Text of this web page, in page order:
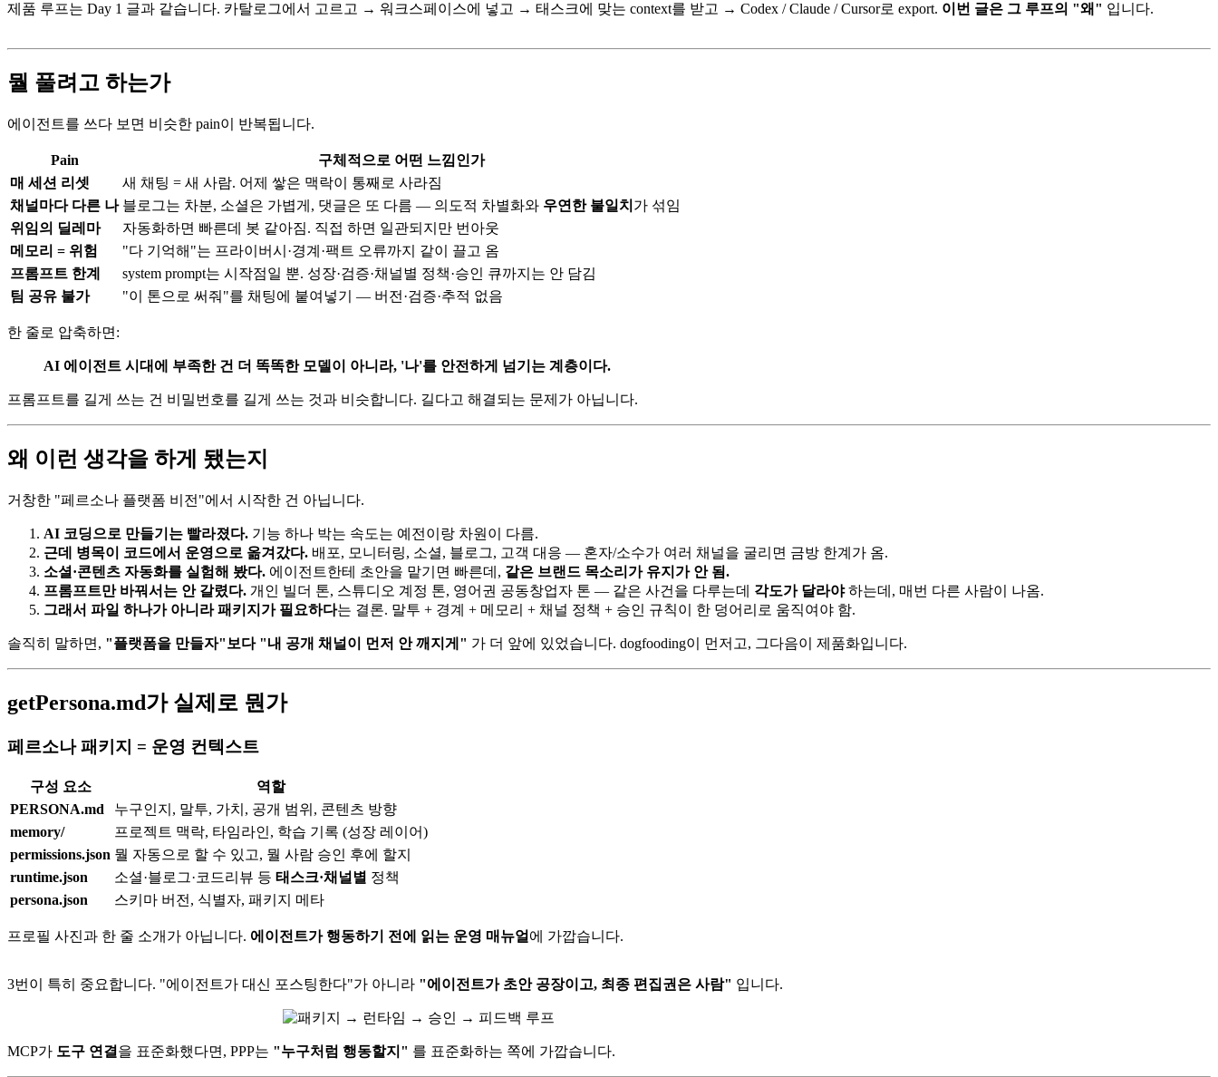
제품 루프는 Day 1 글과 같습니다. 카탈로그에서 고르고 → 워크스페이스에 넣고 → 태스크에 맞는 context를 받고 → Codex / Claude / Cursor로 export. 이번 글은 그 루프의 "왜" 입니다.
뭘 풀려고 하는가
에이전트를 쓰다 보면 비슷한 pain이 반복됩니다.
Pain
구체적으로 어떤 느낌인가
매 세션 리셋
새 채팅 = 새 사람. 어제 쌓은 맥락이 통째로 사라짐
채널마다 다른 나 블로그는 차분, 소셜은 가볍게, 댓글은 또 다름 — 의도적 차별화와 우연한 불일치 가 섞임
위임의 딜레마
자동화하면 빠른데 봇 같아짐. 직접 하면 일관되지만 번아웃
메모리 = 위험
"다 기억해"는 프라이버시·경계·팩트 오류까지 같이 끌고 옴
프롬프트 한계
system prompt는 시작점일 뿐. 성장·검증·채널별 정책·승인 큐까지는 안 담김
팀 공유 불가
"이 톤으로 써줘"를 채팅에 붙여넣기 — 버전·검증·추적 없음
한 줄로 압축하면:
AI 에이전트 시대에 부족한 건 더 똑똑한 모델이 아니라, '나'를 안전하게 넘기는 계층이다.
프롬프트를 길게 쓰는 건 비밀번호를 길게 쓰는 것과 비슷합니다. 길다고 해결되는 문제가 아닙니다.
왜 이런 생각을 하게 됐는지
거창한 "페르소나 플랫폼 비전"에서 시작한 건 아닙니다.
AI 코딩으로 만들기는 빨라졌다. 기능 하나 박는 속도는 예전이랑 차원이 다름.
근데 병목이 코드에서 운영으로 옮겨갔다. 배포, 모니터링, 소셜, 블로그, 고객 대응 — 혼자/소수가 여러 채널을 굴리면 금방 한계가 옴.
소셜·콘텐츠 자동화를 실험해 봤다. 에이전트한테 초안을 맡기면 빠른데, 같은 브랜드 목소리가 유지가 안 됨.
프롬프트만 바꿔서는 안 갈렸다. 개인 빌더 톤, 스튜디오 계정 톤, 영어권 공동창업자 톤 — 같은 사건을 다루는데 각도가 달라야하는데, 매번 다른 사람이 나옴.
그래서 파일 하나가 아니라 패키지가 필요하다는 결론. 말투 + 경계 + 메모리 + 채널 정책 + 승인 규칙이 한 덩어리로 움직여야 함.
솔직히 말하면, "플랫폼을 만들자"보다 "내 공개 채널이 먼저 안 깨지게" 가 더 앞에 있었습니다. dogfooding이 먼저고, 그다음이 제품화입니다.
getPersona.md가 실제로 뭔가
페르소나 패키지 = 운영 컨텍스트
구성 요소
역할
PERSONA.md
누구인지, 말투, 가치, 공개 범위, 콘텐츠 방향
memory/
프로젝트 맥락, 타임라인, 학습 기록 (성장 레이어)
permissions.json 뭘 자동으로 할 수 있고, 뭘 사람 승인 후에 할지
runtime.json
소셜·블로그·코드리뷰 등 태스크·채널별 정책
persona.json
스키마 버전, 식별자, 패키지 메타
프로필 사진과 한 줄 소개가 아닙니다. 에이전트가 행동하기 전에 읽는 운영 매뉴얼 에 가깝습니다.
3번이 특히 중요합니다. "에이전트가 대신 포스팅한다"가 아니라 "에이전트가 초안 공장이고, 최종 편집권은 사람" 입니다.
MCP가 도구 연결 을 표준화했다면, PPP는 "누구처럼 행동할지" 를 표준화하는 쪽에 가깝습니다.